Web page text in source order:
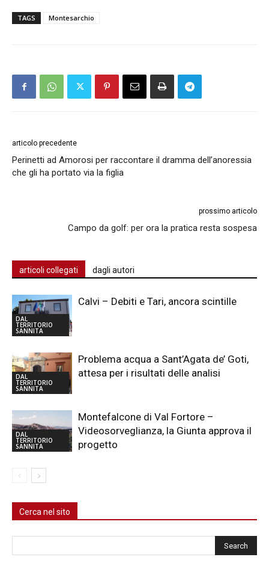
TAGS Montesarchio
articolo precedente
Perinetti ad Amorosi per raccontare il dramma dell’anoressia
che gli ha portato via la figlia
prossimo articolo
Campo da golf: per ora la pratica resta sospesa
articoli collegati dagli autori
DAL
TERRITORIO
SANNITA
Calvi – Debiti e Tari, ancora scintille
DAL
TERRITORIO
SANNITA
Problema acqua a Sant’Agata de’ Goti,
attesa per i risultati delle analisi
DAL
TERRITORIO
SANNITA
Montefalcone di Val Fortore –
Videosorveglianza, la Giunta approva il
progetto
Cerca nel sito